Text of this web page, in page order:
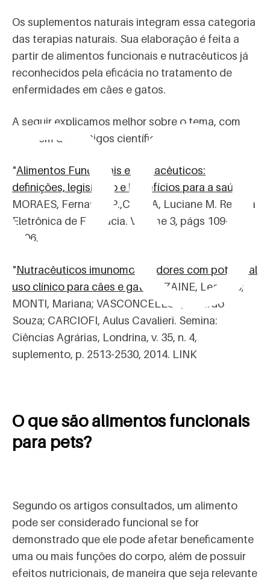
Os suplementos naturais integram essa categoria
das terapias naturais. Sua elaboração é feita a
partir de alimentos funcionais e nutracêuticos já
reconhecidos pela eficácia no tratamento de
enfermidades em cães e gatos.
A seguir explicamos melhor sobre o tema, com
base em dois artigos científicos:
"Alimentos Funcionais e Nutracêuticos:
definições, legislação e benefícios para a saúde
MORAES, Fernanda P.,COLLA, Luciane M. Revista
Eletrônica de Farmácia. Volume 3, págs 109-122,
2006.
"Nutracêuticos imunomoduladores com potencial
uso clínico para cães e gatos
". ZAINE, Leandro;
MONTI, Mariana; VASCONCELLOS, Ricardo
Souza; CARCIOFI, Aulus Cavalieri. Semina:
Ciências Agrárias, Londrina, v. 35, n. 4,
suplemento, p. 2513-2530, 2014. LINK
O que são alimentos funcionais
para pets?
Segundo os artigos consultados, um alimento
pode ser considerado funcional se for
demonstrado que ele pode afetar beneficamente
uma ou mais funções do corpo, além de possuir
efeitos nutricionais, de maneira que seja relevante